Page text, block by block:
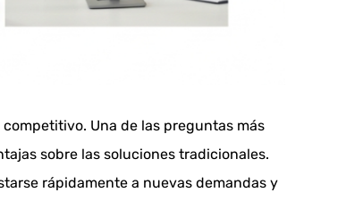
Una de las preguntas más
sobre las soluciones tradicionales.
rápidamente a nuevas demandas y